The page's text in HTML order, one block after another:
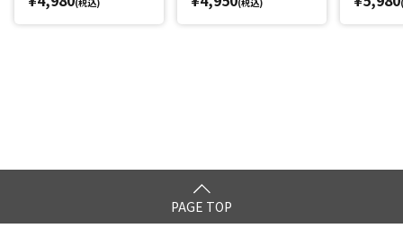
PAGE TOP